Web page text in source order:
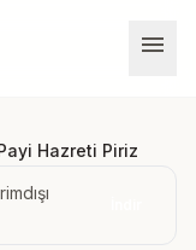
menu
Hazreti Piriz